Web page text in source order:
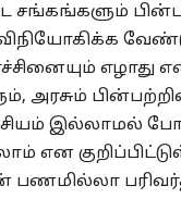
எழாது
அரசும்
இல்லாமல்
என
பணமில்லா